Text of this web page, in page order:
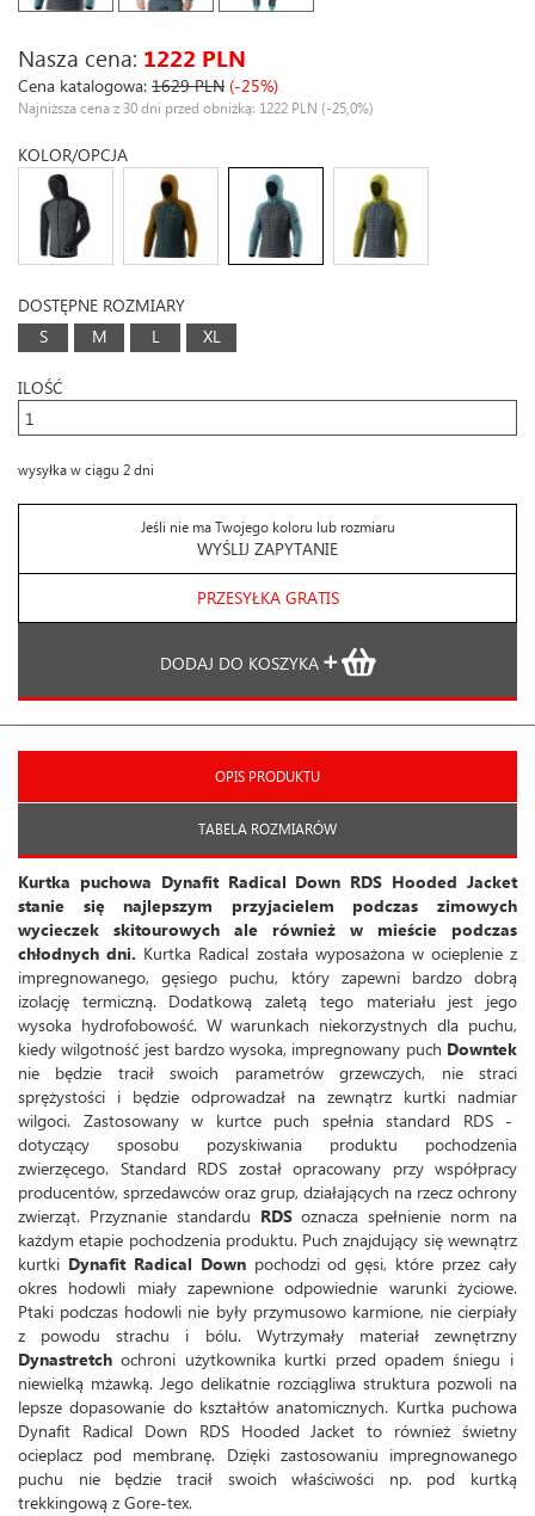
Nasza cena: 1222 PLN
Cena katalogowa: 1629 PLN (-25%)
Najniższa cena z 30 dni przed obniżką: 1222 PLN (-25,0%)
KOLOR/OPCJA
DOSTĘPNE ROZMIARY
S
M L XL
ILOŚĆ
wysyłka w ciągu 2 dni
Jeśli nie ma Twojego koloru lub rozmiaru
WYŚLIJ ZAPYTANIE
PRZESYŁKA GRATIS
DODAJ DO KOSZYKA
OPIS PRODUKTU
TABELA ROZMIARÓW
Kurtka puchowa Dynafit Radical Down RDS Hooded Jacket
stanie się najlepszym przyjacielem podczas zimowych
wycieczek skitourowych ale również w mieście podczas
chłodnych dni. Kurtka Radical została wyposażona w ocieplenie z
impregnowanego, gęsiego puchu, który zapewni bardzo dobrą
izolację termiczną. Dodatkową zaletą tego materiału jest jego
wysoka hydrofobowość. W warunkach niekorzystnych dla puchu,
kiedy wilgotność jest bardzo wysoka, impregnowany puch Downtek
nie będzie tracił swoich parametrów grzewczych, nie straci
sprężystości i będzie odprowadzał na zewnątrz kurtki nadmiar
wilgoci. Zastosowany w kurtce puch spełnia standard RDS -
dotyczący sposobu pozyskiwania produktu pochodzenia
zwierzęcego. Standard RDS został opracowany przy współpracy
producentów, sprzedawców oraz grup, działających na rzecz ochrony
zwierząt. Przyznanie standardu RDSoznacza spełnienie norm na
każdym etapie pochodzenia produktu. Puch znajdujący się wewnątrz
kurtki Dynafit Radical Downpochodzi od gęsi, które przez cały
okres hodowli miały zapewnione odpowiednie warunki życiowe.
Ptaki podczas hodowli nie były przymusowo karmione, nie cierpiały
z powodu strachu i bólu. Wytrzymały materiał zewnętrzny
Dynastretch ochroni użytkownika kurtki przed opadem śniegu i
niewielką mżawką. Jego delikatnie rozciągliwa struktura pozwoli na
lepsze dopasowanie do kształtów anatomicznych. Kurtka puchowa
Dynafit Radical Down RDS Hooded Jacket to również świetny
ocieplacz pod membranę. Dzięki zastosowaniu impregnowanego
puchu nie będzie tracił swoich właściwości np. pod kurtką
trekkingową z Gore-tex.